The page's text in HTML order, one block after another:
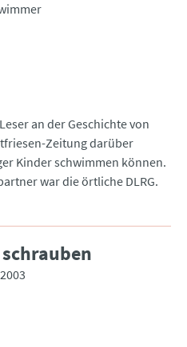
an der Geschichte von
Zeitung darüber
Kinder schwimmen können.
war die örtliche DLRG.